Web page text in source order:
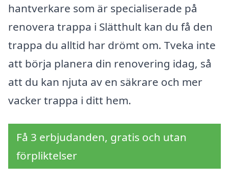
hantverkare som är specialiserade på
renovera trappa i Slätthult kan du få den
trappa du alltid har drömt om. Tveka inte
att börja planera din renovering idag, så
att du kan njuta av en säkrare och mer
vacker trappa i ditt hem.
Få 3 erbjudanden, gratis och utan
förpliktelser